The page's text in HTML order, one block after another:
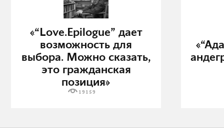
«“Love.Epilogue” дает
возможность для
выбора. Можно сказать,
это гражданская
позиция»
19159